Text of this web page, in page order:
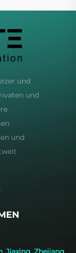
und
und
und